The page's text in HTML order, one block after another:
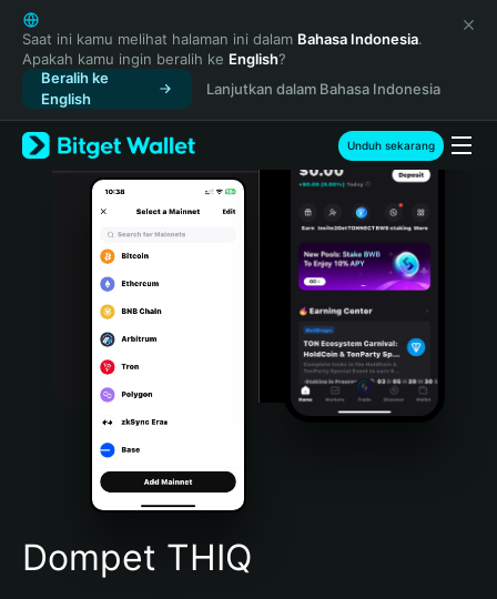
English
日本語
Tiếng Việt
Русский
Español (Latinoamérica)
Türkçe
Italiano
Português (Portugal)
Bahasa Indonesia
Português (Brasil)
Español (Argentina)
Saat ini kamu melihat halaman ini dalam Bahasa Indonesia.
Apakah kamu ingin beralih ke English?
Beralih ke
English
Lanjutkan dalam Bahasa Indonesia
Unduh sekarang
Dompet THIQ